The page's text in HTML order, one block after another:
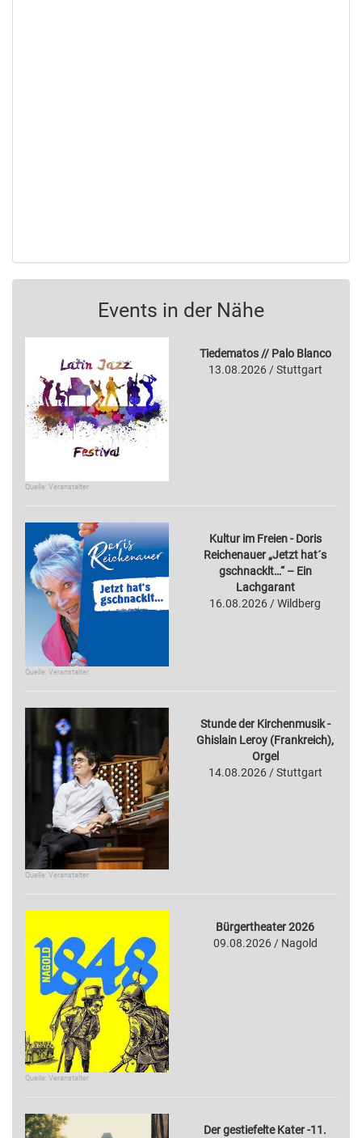
Events in der Nähe
Quelle: Veranstalter
Tiedematos // Palo Blanco
13.08.2026 / Stuttgart
Quelle: Veranstalter
Kultur im Freien - Doris
Reichenauer „Jetzt hat´s
gschnacklt…“ – Ein
Lachgarant
16.08.2026 / Wildberg
Quelle: Veranstalter
Stunde der Kirchenmusik -
Ghislain Leroy (Frankreich),
Orgel
14.08.2026 / Stuttgart
Quelle: Veranstalter
Bürgertheater 2026
09.08.2026 / Nagold
Der gestiefelte Kater -11.